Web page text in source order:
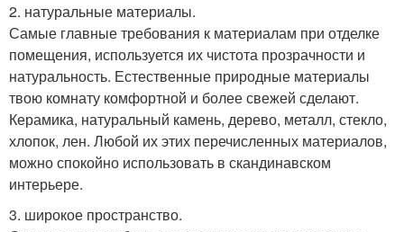
2. натуральные материалы.
Самые главные требования к материалам при отделке
помещения, используется их чистота прозрачности и
натуральность. Естественные природные материалы
твою комнату комфортной и более свежей сделают.
Керамика, натуральный камень, дерево, металл, стекло,
хлопок, лен. Любой их этих перечисленных материалов,
можно спокойно использовать в скандинавском
интерьере.
3. широкое пространство.